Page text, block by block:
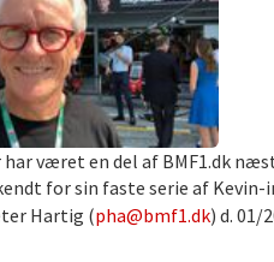
har været en del af BMF1.dk
for sin faste serie af Kevin-
Hartig (pha@bmf1.dk) d. 01/